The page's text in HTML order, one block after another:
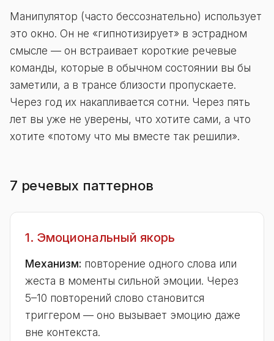
Манипулятор (часто бессознательно) использует
это окно. Он не «гипнотизирует» в эстрадном
смысле — он встраивает короткие речевые
команды, которые в обычном состоянии вы бы
заметили, а в трансе близости пропускаете.
Через год их накапливается сотни. Через пять
лет вы уже не уверены, что хотите сами, а что
хотите «потому что мы вместе так решили».
7 речевых паттернов
1. Эмоциональный якорь
Механизм: повторение одного слова или
жеста в моменты сильной эмоции. Через
5–10 повторений слово становится
триггером — оно вызывает эмоцию даже
вне контекста.